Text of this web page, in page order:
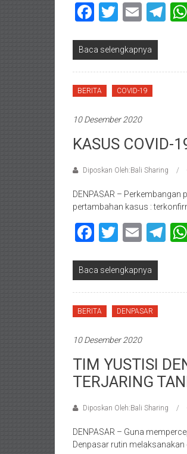
Facebook
Twitter
Email
Baca selengkapnya
BERITA COVID-19
10 Desember 2020
KASUS COVID-
Diposkan Oleh:Bali Sharing
DENPASAR –
pertambahan kasus :
Facebook
Twitter
Email
Baca selengkapnya
BERITA DENPASAR
10 Desember 2020
TIM YUSTISI
TERJARING
Diposkan Oleh:Bali Sharing
DENPASAR – Guna
Denpasar rutin